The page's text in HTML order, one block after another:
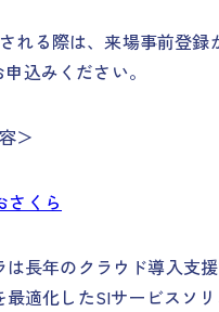
れる際は、来場事前登録
込みください。
＞
さくら
は長年のクラウド導入支
最適化したSIサービスソリ